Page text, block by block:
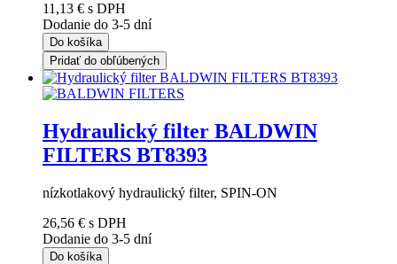
11,13 € s DPH
Dodanie do 3-5 dní
Do košíka
Pridať do obľúbených
Hydraulický filter BALDWIN
FILTERS BT8393
nízkotlakový hydraulický filter, SPIN-ON
26,56 € s DPH
Dodanie do 3-5 dní
Do košíka